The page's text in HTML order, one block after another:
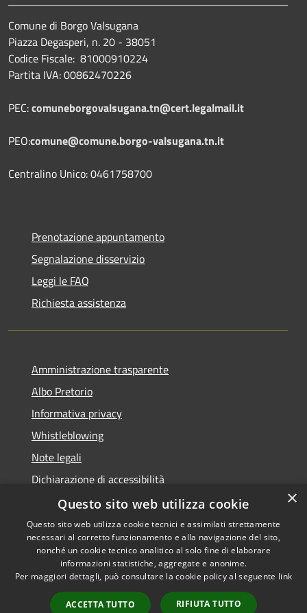
Comune di Borgo Valsugana
Piazza Degasperi, n. 20 - 38051
Codice Fiscale: 81000910224
Partita IVA: 00862470226
PEC:comuneborgovalsugana.tn@cert.legalmail.it
PEO:comune@comune.borgo-valsugana.tn.it
Centralino Unico: 0461758700
Prenotazione appuntamento
Segnalazione disservizio
Leggi le FAQ
Richiesta assistenza
Amministrazione trasparente
Albo Pretorio
Informativa privacy
Whistleblowing
Note legali
Dichiarazione di accessibilità
Feedback accessibilità
RSS
Accessibilità
Copyright © 2026 • Comune di
Municipium•
Accesso
×
Questo sito web utilizza cookie
Questo sito web utilizza cookie tecnici e assimilati strettamente
necessari al corretto funzionamento e alla navigazione del sito,
nonché un cookie tecnico analitico al solo fine di elaborare
informazioni statistiche, aggregate e anonime.
Per maggiori dettagli, può consultare la cookie policy al seguente link
ACCETTA TUTTO RIFIUTA TUTTO